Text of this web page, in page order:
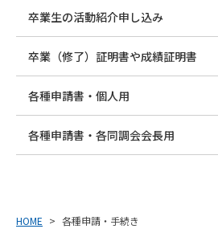
HOME 各種申請・手続き
卒業生の活動紹介申し込み
卒業（修了）証明書や成績証明書
各種申請書・個人用
各種申請書・各同調会会長用